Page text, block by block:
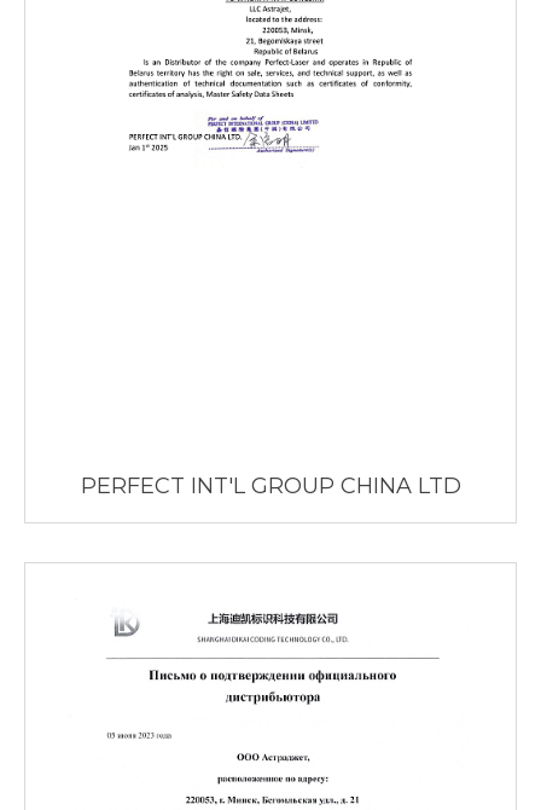
PERFECT INT'L GROUP CHINA LTD